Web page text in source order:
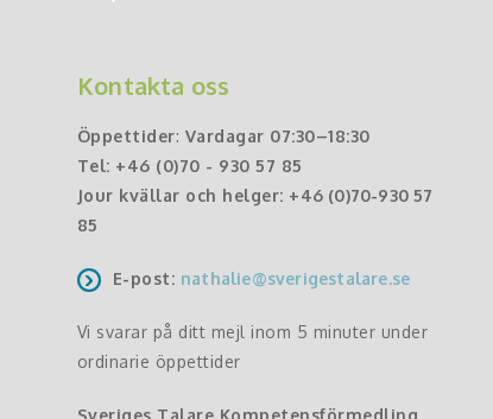
Kontakta oss
Öppettider: Vardagar 07:30–18:30
Tel: +46 (0)70 - 930 57 85
Jour kvällar och helger: +46 (0)70-930 57
85
E-post: nathalie@sverigestalare.se
Vi svarar på ditt mejl inom 5 minuter under
ordinarie öppettider
Sveriges Talare Kompetensförmedling